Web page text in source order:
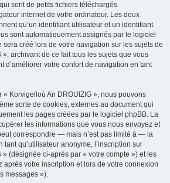
sont de petits fichiers téléchargés
internet de votre ordinateur. Les deux
qu’un identifiant utilisateur et un identifiant
sont automatiquement assignés par le logiciel
créé lors de votre navigation sur les sujets de
», archivant de ce fait tous les sujets que vous
d’améliorer votre confort de navigation en tant
« Korvigelloù An DROUIZIG », nous pouvons
sorte de cookies, externes au document qui
les pages créées par le logiciel phpBB. La
les informations que vous nous envoyez et
correspondre — mais n’est pas limité à — la
qu’utilisateur anonyme, l’inscription sur
» (désignée ci-après par « votre compte ») et les
après votre inscription et lors de votre connexion
messages »).